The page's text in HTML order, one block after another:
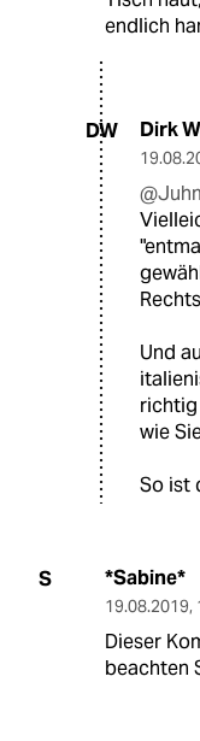
endlich
DW Dirk
Und
wie
So ist
S *Sabine*
19.08.2019,
Dieser
beachten